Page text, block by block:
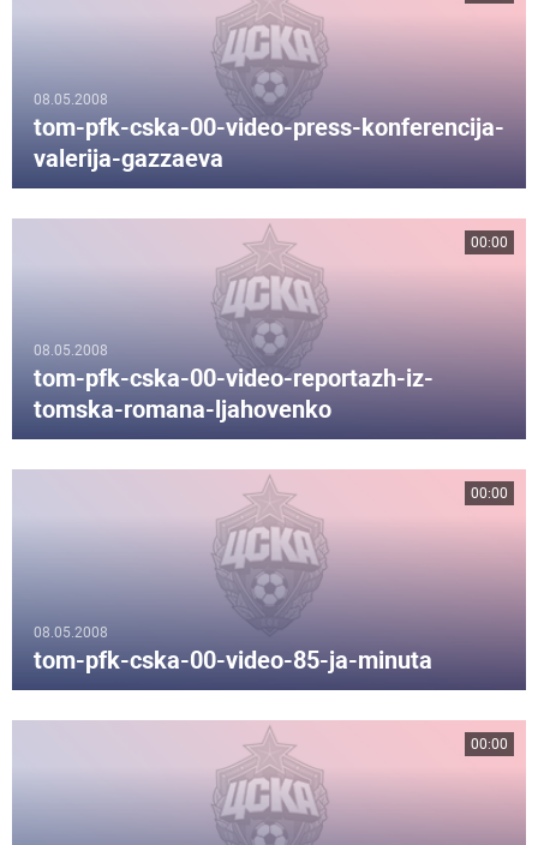
08.05.2008
tom-pfk-cska-00-video-press-konferencija-
valerija-gazzaeva
08.05.2008
tom-pfk-cska-00-video-reportazh-iz-
tomska-romana-ljahovenko
00:00
08.05.2008
tom-pfk-cska-00-video-85-ja-minuta
00:00
00:00